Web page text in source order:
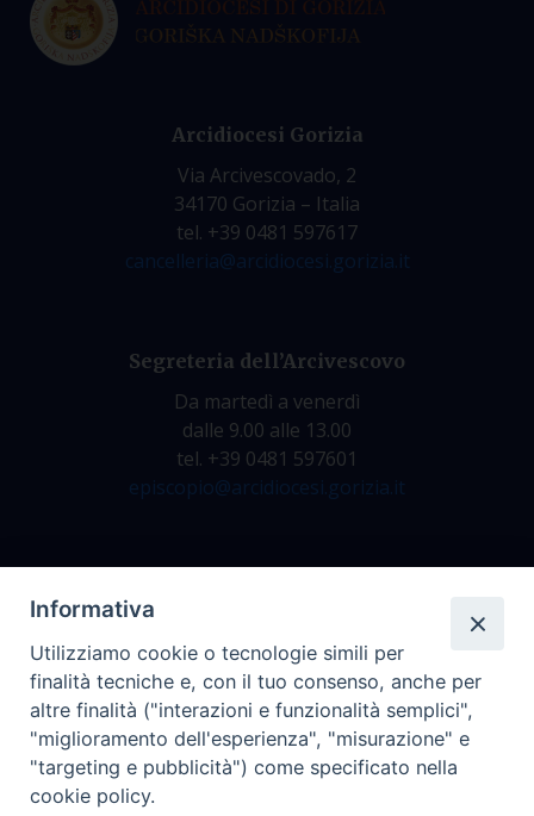
Arcidiocesi Gorizia
Via Arcivescovado, 2
34170 Gorizia – Italia
tel. +39 0481 597617
cancelleria@arcidiocesi.gorizia.it
Segreteria dell’Arcivescovo
Da martedì a venerdì
dalle 9.00 alle 13.00
tel. +39 0481 597601
episcopio@arcidiocesi.gorizia.it
dalle 9.00 alle 12.30
tel. +39 0481 597628
archivio@arcidiocesi.gorizia.it
Informativa
Utilizziamo cookie o tecnologie simili per
finalità tecniche e, con il tuo consenso, anche per
altre finalità ("interazioni e funzionalità semplici",
"miglioramento dell'esperienza", "misurazione" e
"targeting e pubblicità") come specificato nella
cookie policy.